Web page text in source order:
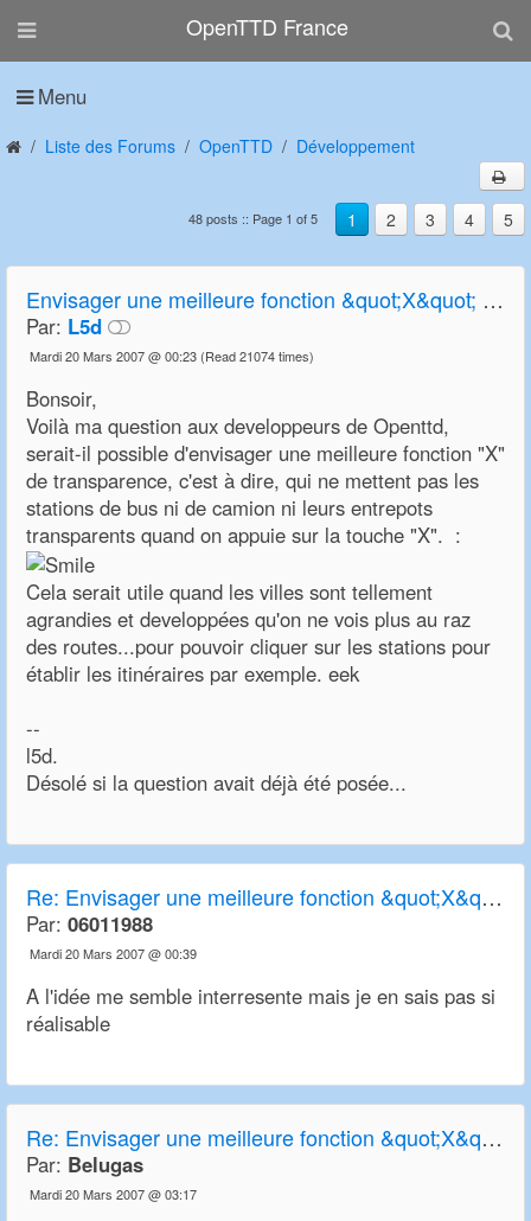
OpenTTD France
Menu
Liste des Forums OpenTTD Développement
1 2 3 4 5
48 posts :: Page 1 of 5
Envisager une meilleure fonction &quot;X&quot; de transparence
Par: L5d
Mardi 20 Mars 2007 @ 00:23 (Read 21074 times)
Bonsoir,
Voilà ma question aux developpeurs de Openttd,
serait-il possible d'envisager une meilleure fonction "X"
de transparence, c'est à dire, qui ne mettent pas les
stations de bus ni de camion ni leurs entrepots
transparents quand on appuie sur la touche "X". :
Cela serait utile quand les villes sont tellement
agrandies et developpées qu'on ne vois plus au raz
des routes...pour pouvoir cliquer sur les stations pour
établir les itinéraires par exemple. eek
--
l5d.
Désolé si la question avait déjà été posée...
Re: Envisager une meilleure fonction &quot;X&quot; de transparence
Par: 06011988
Mardi 20 Mars 2007 @ 00:39
A l'idée me semble interresente mais je en sais pas si
réalisable
Re: Envisager une meilleure fonction &quot;X&quot; de transparence
Par: Belugas
Mardi 20 Mars 2007 @ 03:17